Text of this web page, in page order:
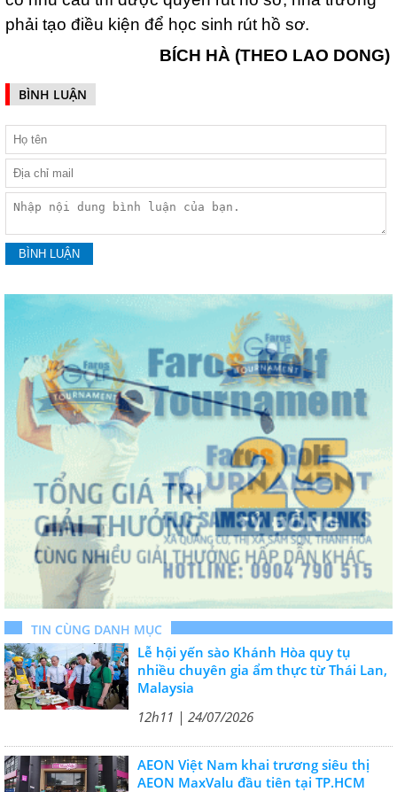
phải tạo điều kiện để học sinh rút hồ sơ.
BÍCH HÀ (THEO LAO DONG)
BÌNH LUẬN
TIN CÙNG DANH MỤC
Lễ hội yến sào Khánh Hòa quy tụ
nhiều chuyên gia ẩm thực từ Thái Lan,
Malaysia
12h11 | 24/07/2026
AEON Việt Nam khai trương siêu thị
AEON MaxValu đầu tiên tại TP.HCM